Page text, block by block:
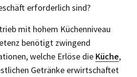
erforderlich sind?
mit hohem Küchenniveau
benötigt zwingend
welche Erlöse die Küche,
Getränke erwirtschaftet